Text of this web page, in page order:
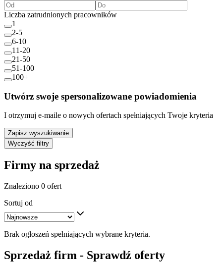
Liczba zatrudnionych pracowników
1
2-5
6-10
11-20
21-50
51-100
100+
Utwórz swoje spersonalizowane powiadomienia
I otrzymuj e-maile o nowych ofertach spełniających Twoje kryteria
Zapisz wyszukiwanie
Wyczyść filtry
Firmy na sprzedaż
Znaleziono 0 ofert
Sortuj od
Brak ogłoszeń spełniających wybrane kryteria.
Sprzedaż firm - Sprawdź oferty